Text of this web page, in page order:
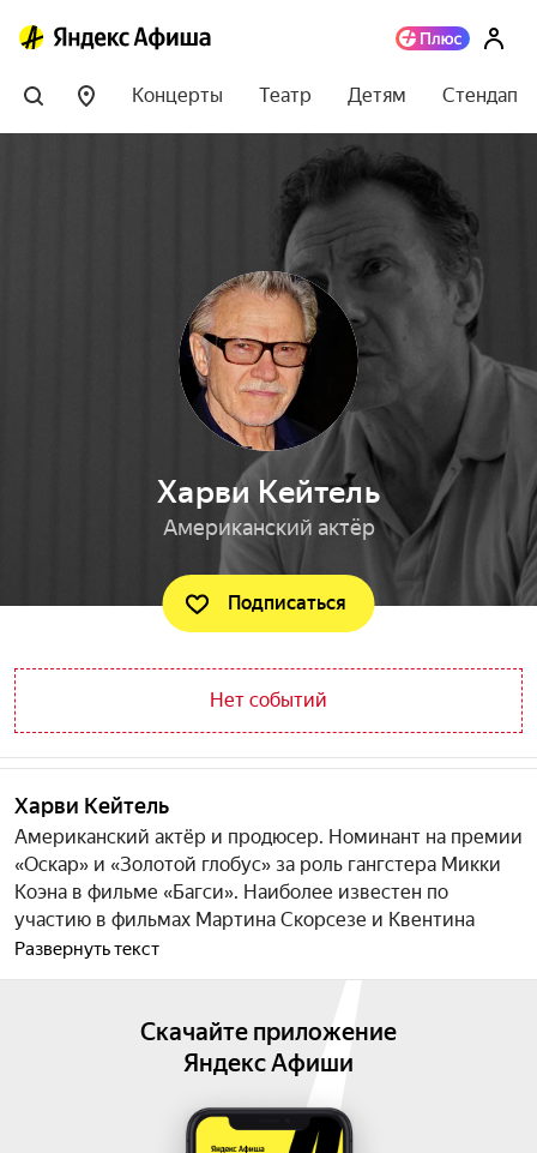
Концерты Театр Детям Стендап
Харви Кейтель
Американский актёр
Подписаться
Нет событий
Харви Кейтель
Американский актёр и продюсер. Номинант на премии
«Оскар» и «Золотой глобус» за роль гангстера Микки
Коэна в фильме «Багси». Наиболее известен по
участию в фильмах Мартина Скорсезе и Квентина
Тарантино, таких как «Таксист», «Злые улицы»,
«Бешеные псы», «Криминальное чтиво», а также «От
президентом Актёрской студии, наряду с актёрами
Аль Пачино и Эллен Бёрстин.
Развернуть текст
Скачайте приложение
Яндекс Афиши